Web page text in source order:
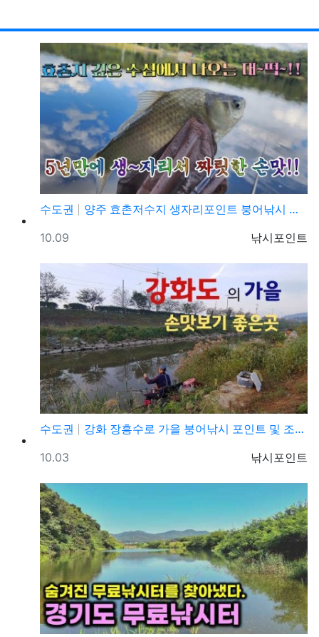
수도권
양주 효촌저수지 생자리포인트 붕어낚시 조황정보
등록자
낚시포인트
등록일
10.09
수도권
강화 장흥수로 가을 붕어낚시 포인트 및 조황정보
등록자
낚시포인트
등록일
10.03